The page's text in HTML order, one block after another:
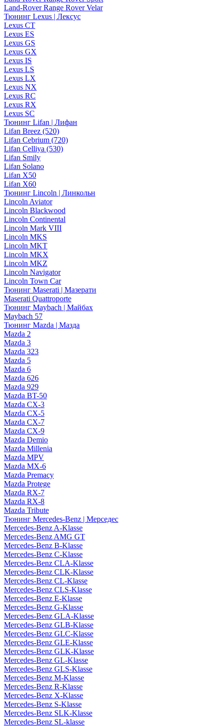
Land-Rover Range Rover Velar
Тюнинг Lexus | Лексус
Lexus CT
Lexus ES
Lexus GS
Lexus GX
Lexus IS
Lexus LS
Lexus LX
Lexus NX
Lexus RC
Lexus RX
Lexus SC
Тюнинг Lifan | Лифан
Lifan Breez (520)
Lifan Cebrium (720)
Lifan Celliya (530)
Lifan Smily
Lifan Solano
Lifan X50
Lifan X60
Тюнинг Lincoln | Линкольн
Lincoln Aviator
Lincoln Blackwood
Lincoln Continental
Lincoln Mark VIII
Lincoln MKS
Lincoln MKT
Lincoln MKX
Lincoln MKZ
Lincoln Navigator
Lincoln Town Car
Тюнинг Maserati | Мазерати
Maserati Quattroporte
Тюнинг Maybach | Майбах
Maybach 57
Тюнинг Mazda | Мазда
Mazda 2
Mazda 3
Mazda 323
Mazda 5
Mazda 6
Mazda 626
Mazda 929
Mazda BT-50
Mazda CX-3
Mazda CX-5
Mazda CX-7
Mazda CX-9
Mazda Demio
Mazda Millenia
Mazda MPV
Mazda MX-6
Mazda Premacy
Mazda Protege
Mazda RX-7
Mazda RX-8
Mazda Tribute
Тюнинг Mercedes-Benz | Мерседес
Mercedes-Benz A-Klasse
Mercedes-Benz AMG GT
Mercedes-Benz B-Klasse
Mercedes-Benz C-Klasse
Mercedes-Benz CLA-Klasse
Mercedes-Benz CLK-Klasse
Mercedes-Benz CL-Klasse
Mercedes-Benz CLS-Klasse
Mercedes-Benz E-Klasse
Mercedes-Benz G-Klasse
Mercedes-Benz GLA-Klasse
Mercedes-Benz GLB-Klasse
Mercedes-Benz GLC-Klasse
Mercedes-Benz GLE-Klasse
Mercedes-Benz GLK-Klasse
Mercedes-Benz GL-Klasse
Mercedes-Benz GLS-Klasse
Mercedes-Benz M-Klasse
Mercedes-Benz R-Klasse
Mercedes-Benz X-Klasse
Mercedes-Benz S-Klasse
Mercedes-Benz SLK-Klasse
Mercedes-Benz SL-klasse